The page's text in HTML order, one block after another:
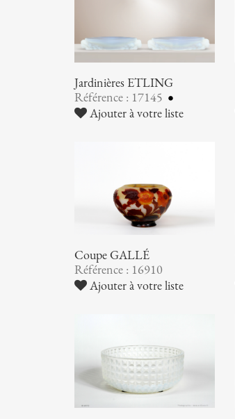
Jardinières ETLING
Référence : 17145
Ajouter à votre liste
Coupe GALLÉ
Référence : 16910
Ajouter à votre liste